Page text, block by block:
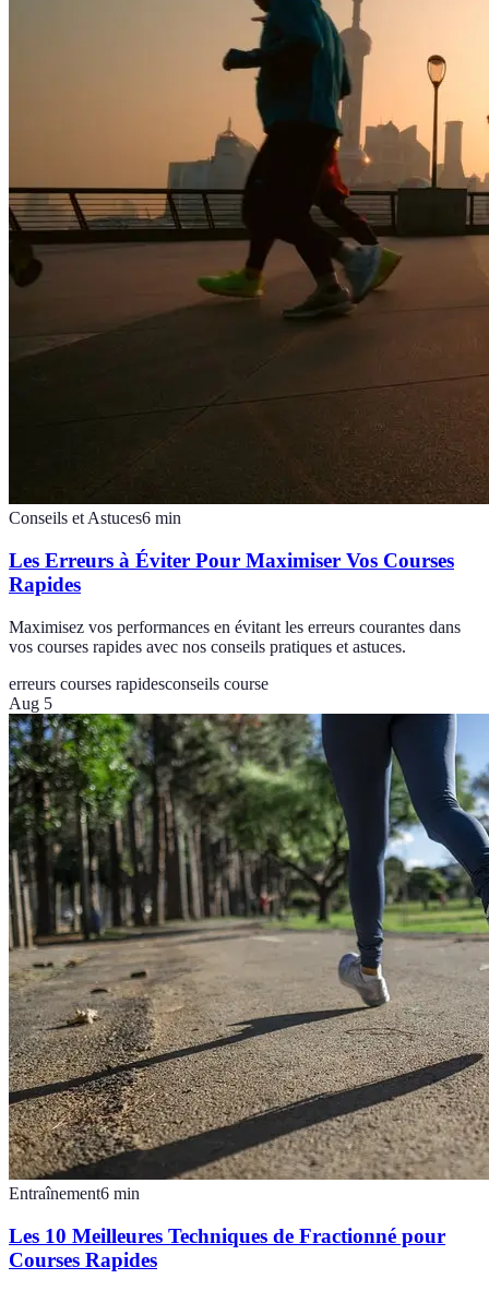
Conseils et Astuces6 min
Les Erreurs à Éviter Pour Maximiser Vos Courses
Rapides
Maximisez vos performances en évitant les erreurs courantes dans
vos courses rapides avec nos conseils pratiques et astuces.
erreurs courses rapidesconseils course
Aug 5
Entraînement6 min
Les 10 Meilleures Techniques de Fractionné pour
Courses Rapides